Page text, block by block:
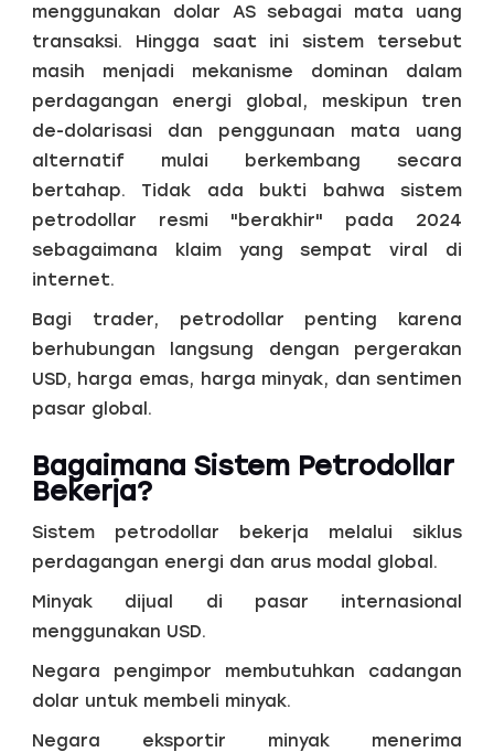
menggunakan dolar AS sebagai mata uang
transaksi. Hingga saat ini sistem tersebut
masih menjadi mekanisme dominan dalam
perdagangan energi global, meskipun tren
de-dolarisasi dan penggunaan mata uang
alternatif mulai berkembang secara
bertahap. Tidak ada bukti bahwa sistem
petrodollar resmi "berakhir" pada 2024
sebagaimana klaim yang sempat viral di
internet.
Bagi trader, petrodollar penting karena
berhubungan langsung dengan pergerakan
USD, harga emas, harga minyak, dan sentimen
pasar global.
Bagaimana Sistem Petrodollar
Bekerja?
Sistem petrodollar bekerja melalui siklus
perdagangan energi dan arus modal global.
Minyak dijual di pasar internasional
menggunakan USD.
Negara pengimpor membutuhkan cadangan
dolar untuk membeli minyak.
Negara eksportir minyak menerima